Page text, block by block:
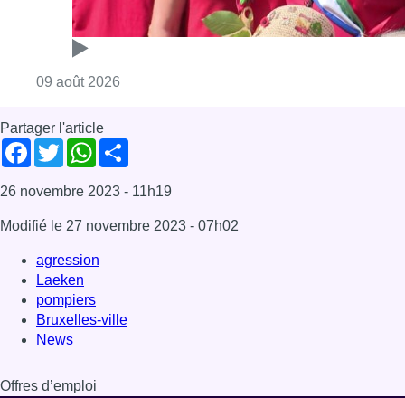
09 août 2026
Partager l'article
Facebook
TwitterWhatsApp
26 novembre 2023 - 11h19
Modifié le 27 novembre 2023 - 07h02
agression
Laeken
pompiers
Bruxelles-ville
News
Offres d’emploi